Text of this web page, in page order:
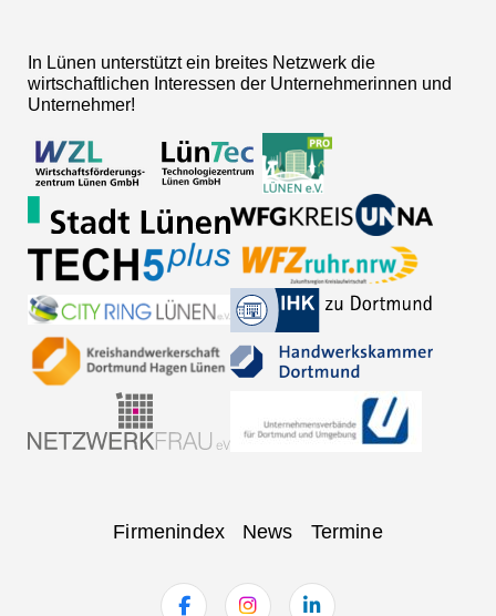
In Lünen unterstützt ein breites Netzwerk die
wirtschaftlichen Interessen der Unternehmerinnen und
Unternehmer!
Firmenindex News Termine